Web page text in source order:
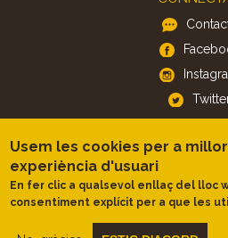
APP
Android
Usem les cookies per a
experiència d'usuari
En fer clic a qualsevol enllaç del lloc
consentiment explícit per a que les